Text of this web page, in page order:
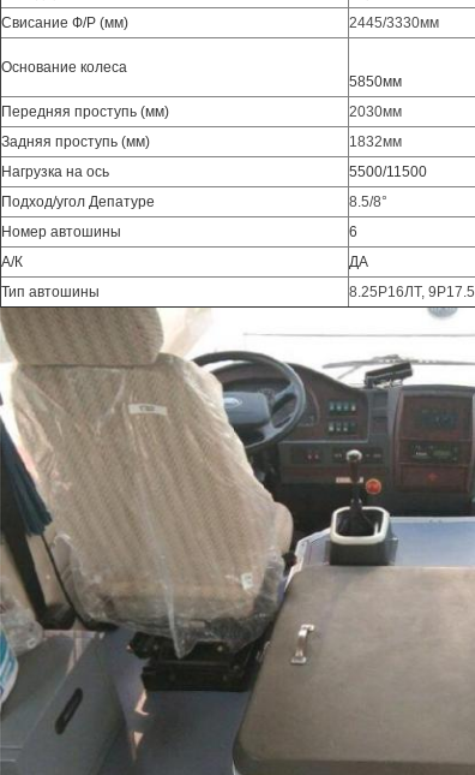
Свисание Ф/Р (мм)
2445/3330мм
Основание колеса
5850мм
Передняя проступь (мм)
2030мм
Задняя проступь (мм)
1832мм
Нагрузка на ось
5500/11500
Подход/угол Депатуре
8.5/8°
Номер автошины
6
А/К
ДА
Тип автошины
8.25Р16ЛТ, 9Р17.5